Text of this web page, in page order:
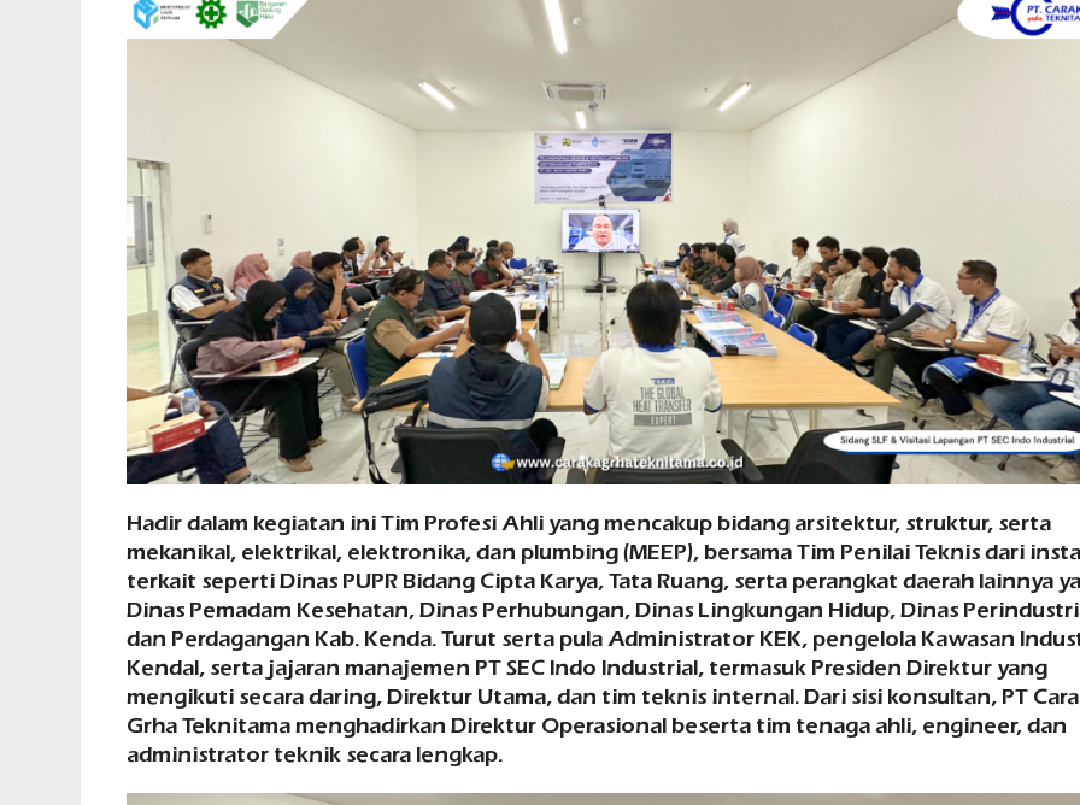
Hadir dalam kegiatan ini Tim Profesi Ahli yang mencakup bidang arsitektur, struktur, serta
mekanikal, elektrikal, elektronika, dan plumbing (MEEP), bersama Tim Penilai Teknis dari
terkait seperti Dinas PUPR Bidang Cipta Karya, Tata Ruang, serta perangkat daerah lainnya
Dinas Pemadam Kesehatan, Dinas Perhubungan, Dinas Lingkungan Hidup, Dinas
dan Perdagangan Kab. Kenda. Turut serta pula Administrator KEK, pengelola Kawasan
Kendal, serta jajaran manajemen PT SEC Indo Industrial, termasuk Presiden Direktur yang
mengikuti secara daring, Direktur Utama, dan tim teknis internal. Dari sisi konsultan, PT
Grha Teknitama menghadirkan Direktur Operasional beserta tim tenaga ahli, engineer, dan
administrator teknik secara lengkap.